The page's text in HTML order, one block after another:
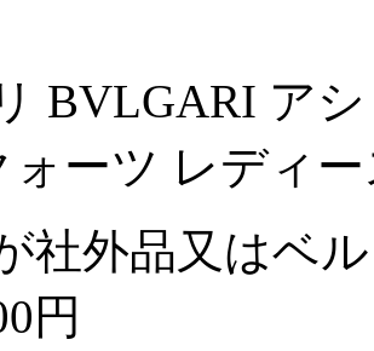
BVLGARI ア
ォーツ レディ
社外品又はベ
円